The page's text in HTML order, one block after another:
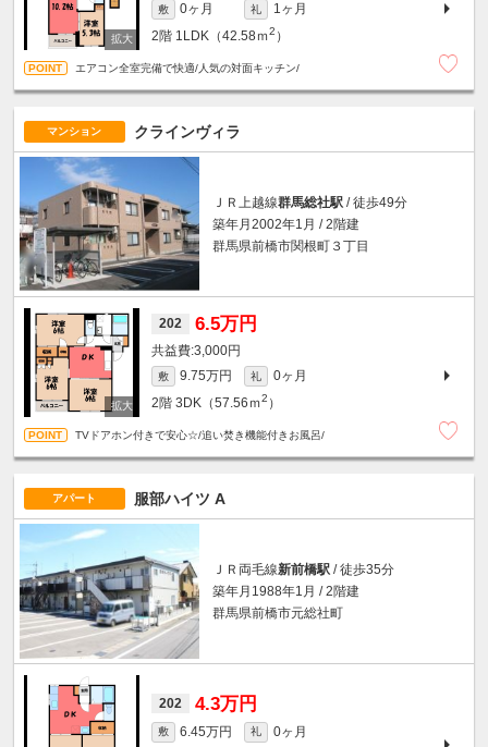
敷 0ヶ月 礼
1ヶ月
2階 1LDK（42.58ｍ2 ）
エアコン全室完備で快適/人気の対面キッチン/
マンション クラインヴィラ
ＪＲ上越線群馬総社駅 / 徒歩49分
築年月2002年1月 / 2階建
群馬県前橋市関根町３丁目
202 6.5万円
3,000円
敷 9.75万円 礼
0ヶ月
2階 3DK（57.56ｍ2 ）
TVドアホン付きで安心☆/追い焚き機能付きお風呂/
アパート 服部ハイツ A
ＪＲ両毛線新前橋駅 / 徒歩35分
築年月1988年1月 / 2階建
群馬県前橋市元総社町
202 4.3万円
敷 6.45万円 礼
0ヶ月